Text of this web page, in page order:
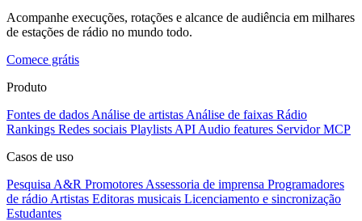
Acompanhe execuções, rotações e alcance de audiência em milhares
de estações de rádio no mundo todo.
Comece grátis
Produto
Fontes de dados Análise de artistas Análise de faixas Rádio
Rankings Redes sociais Playlists API Audio features Servidor MCP
Casos de uso
Pesquisa A&R Promotores Assessoria de imprensa Programadores
de rádio Artistas Editoras musicais Licenciamento e sincronização
Estudantes